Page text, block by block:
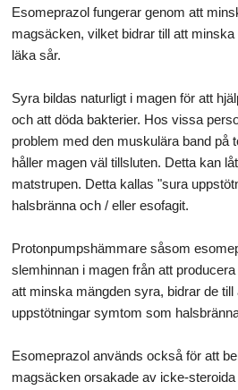
Esomeprazol fungerar genom att
magsäcken, vilket bidrar till att
läka sår.
Syra bildas naturligt i magen för att
och att döda bakterier. Hos vissa
problem med den muskulära band på
håller magen väl tillsluten. Detta kan
matstrupen. Detta kallas "sura
halsbränna och / eller esofagit.
Protonpumpshämmare såsom
slemhinnan i magen från att
att minska mängden syra, bidrar de
uppstötningar symtom som
Esomeprazol används också för att
magsäcken orsakade av icke-